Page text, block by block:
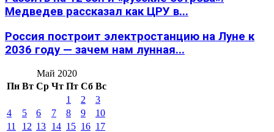
Медведев рассказал как ЦРУ в...
Россия построит электростанцию на Луне к
2036 году — зачем нам лунная...
Май 2020
Пн Вт Ср Чт Пт Сб Вс
1
2
3
4
5 6 7 8 9
10
11
12 13 14 15 16 17